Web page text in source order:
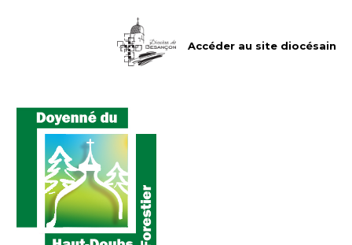
Accéder au site diocésain